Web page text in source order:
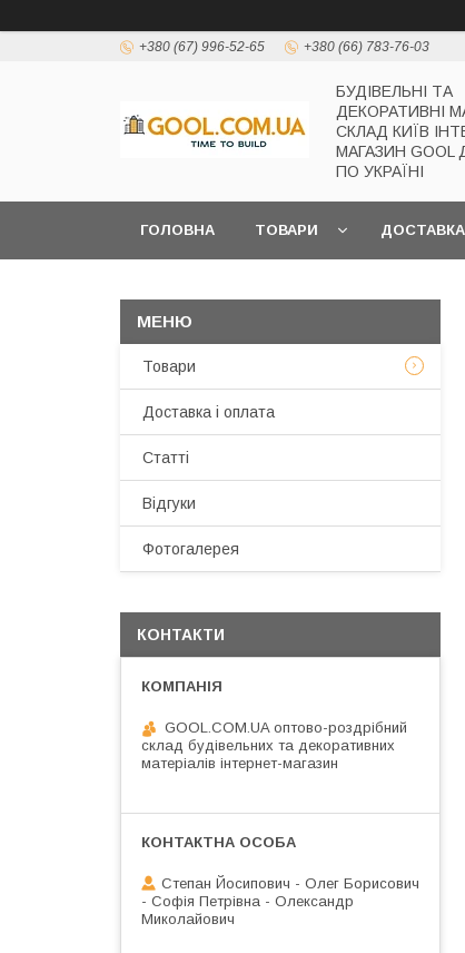
+380 (67) 996-52-65 +380 (66) 783-76-03
БУДІВЕЛЬНІ ТА
ДЕКОРАТИВНІ
СКЛАД КИЇВ
МАГАЗИН
ПО УКРАЇНІ
ГОЛОВНА ТОВАРИ
Товари
Доставка і оплата
Статті
Відгуки
Фотогалерея
КОНТАКТИ
GOOL.COM.UA оптово-роздрібний
склад будівельних та декоративних
матеріалів інтернет-магазин
Степан Йосипович - Олег Борисович
- Софія Петрівна - Олександр
Миколайович